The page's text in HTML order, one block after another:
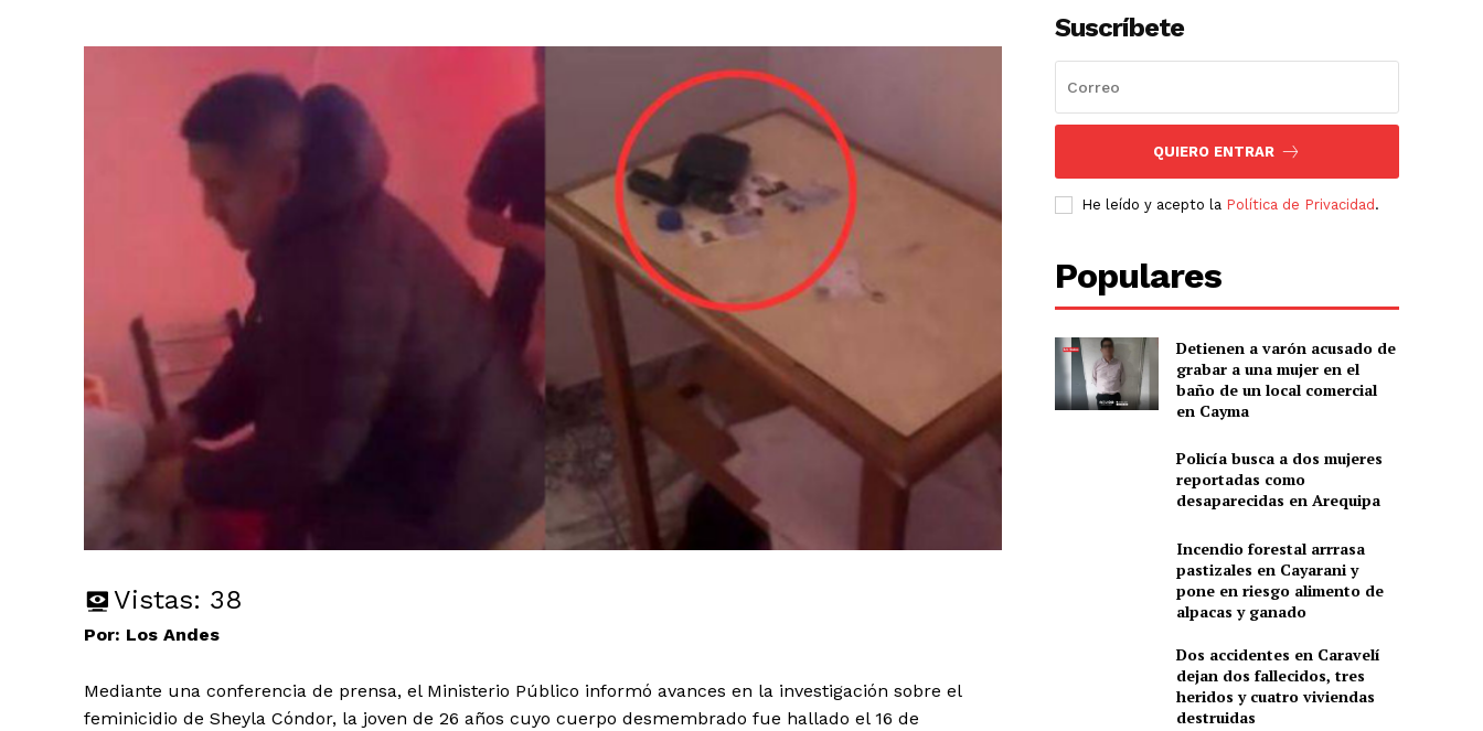
Vistas: 38
Por: Los Andes
Mediante una conferencia de prensa, el Ministerio Público informó avances en la investigación sobre el
feminicidio de Sheyla Cóndor, la joven de 26 años cuyo cuerpo desmembrado fue hallado el 16 de
Suscríbete
QUIERO ENTRAR
He leído y acepto la Política de Privacidad .
Populares
Detienen a varón acusado de
grabar a una mujer en el
baño de un local comercial
en Cayma
Policía busca a dos mujeres
reportadas como
desaparecidas en Arequipa
Incendio forestal arrrasa
pastizales en Cayarani y
pone en riesgo alimento de
alpacas y ganado
Dos accidentes en Caravelí
dejan dos fallecidos, tres
heridos y cuatro viviendas
destruidas